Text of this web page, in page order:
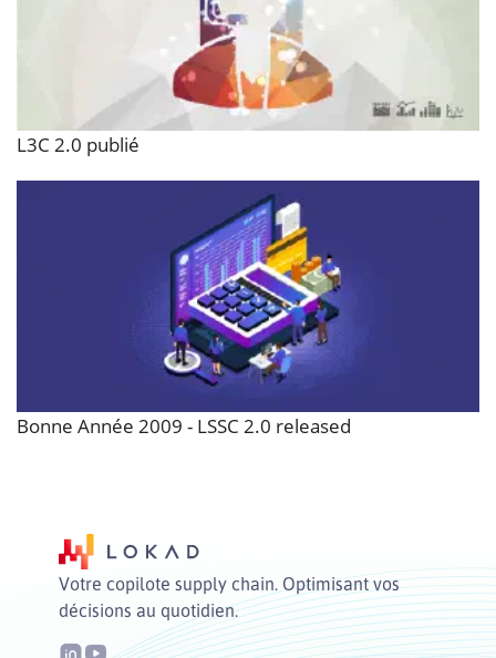
L3C 2.0 publié
Bonne Année 2009 - LSSC 2.0 released
Votre copilote supply chain. Optimisant vos
décisions au quotidien.